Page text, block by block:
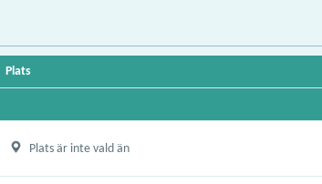
Plats
Plats är inte vald än